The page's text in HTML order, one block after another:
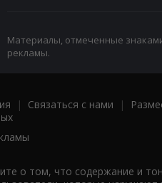
Материалы, отмеченные
рекламы.
| Связаться с нами |
о том, что содержание и